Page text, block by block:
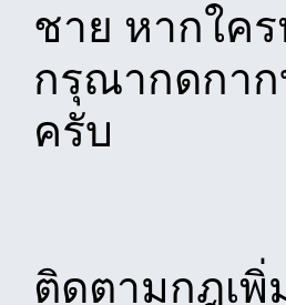
ชาย หากใค
กรุณากดกา
ครับ
ติดตามกฎเพิ่